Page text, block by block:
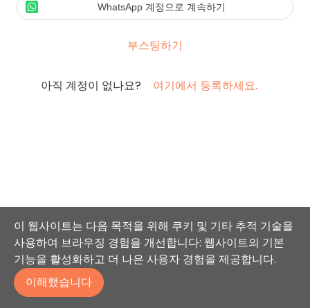
WhatsApp 계정으로 계속하기
부스팅하기
아직 계정이 없나요? 여기에서 등록하세요.
이 웹사이트는 다음 목적을 위해 쿠키 및 기타 추적 기술을
사용하여 브라우징 경험을 개선합니다: 웹사이트의 기본
기능을 활성화하고 더 나은 사용자 경험을 제공합니다.
이해했습니다